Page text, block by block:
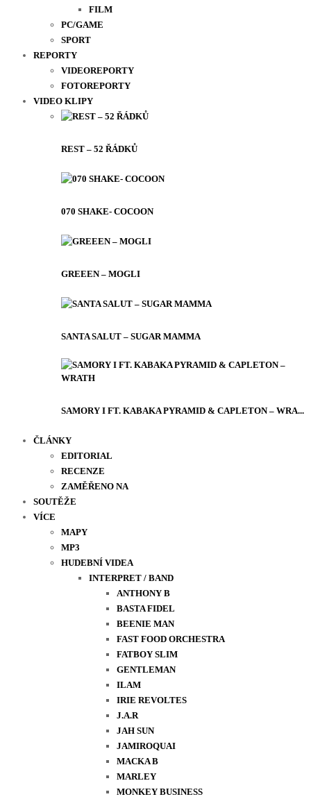
FILM
PC/GAME
SPORT
REPORTY
VIDEOREPORTY
FOTOREPORTY
VIDEO KLIPY
REST – 52 ŘÁDKŮ
070 SHAKE- COCOON
GREEEN – MOGLI
SANTA SALUT – SUGAR MAMMA
SAMORY I FT. KABAKA PYRAMID & CAPLETON – WRA...
ČLÁNKY
EDITORIAL
RECENZE
ZAMĚŘENO NA
SOUTĚŽE
VÍCE
MAPY
MP3
HUDEBNÍ VIDEA
INTERPRET / BAND
ANTHONY B
BASTA FIDEL
BEENIE MAN
FAST FOOD ORCHESTRA
FATBOY SLIM
GENTLEMAN
ILAM
IRIE REVOLTES
J.A.R
JAH SUN
JAMIROQUAI
MACKA B
MARLEY
MONKEY BUSINESS